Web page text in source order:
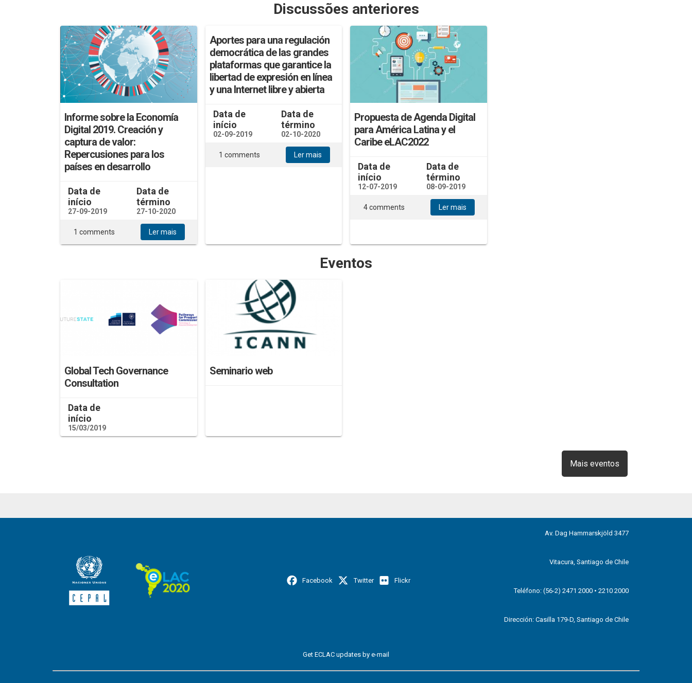
Discussões anteriores
Informe sobre la Economía
Digital 2019. Creación y
captura de valor:
Repercusiones para los
países en desarrollo
Data de
início
27-09-2019
Data de
término
27-10-2020
1 comments Ler mais
Aportes para una regulación
democrática de las grandes
plataformas que garantice la
libertad de expresión en línea
y una Internet libre y abierta
Data de
início
02-09-2019
Data de
término
02-10-2020
1 comments Ler mais
Propuesta de Agenda Digital
para América Latina y el
Caribe eLAC2022
Data de
início
12-07-2019
Data de
término
08-09-2019
4 comments Ler mais
Eventos
Global Tech Governance
Consultation
Data de
início
15/03/2019
Seminario web
Mais eventos
Facebook Twitter Flickr
Av. Dag Hammarskjöld 3477
Vitacura, Santiago de Chile
Teléfono: (56-2) 2471 2000 • 2210 2000
Dirección: Casilla 179-D, Santiago de Chile
Get ECLAC updates by e-mail